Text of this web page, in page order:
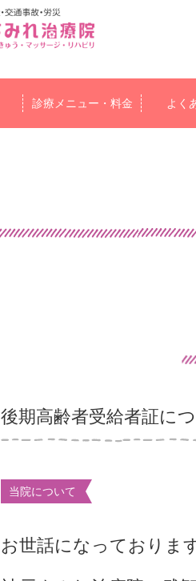
診療メニュー・料金 よく
後期高齢者受給者証に
当院について
お世話になっております